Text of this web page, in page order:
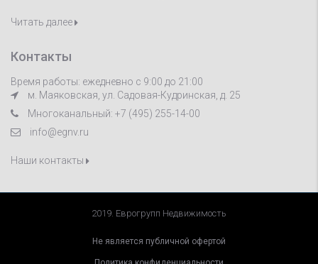
Читать далее
Контакты
Время работы: ежедневно с 9:00 до 21:00
м. Маяковская, ул. Садовая-Кудринская, д. 25
Многоканальный: +7 (495) 255-14-00
info@egnv.ru
Наши контакты
2019. Еврогрупп Недвижимость
Не является публичной офертой